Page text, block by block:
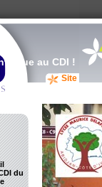
Site du CDI
au CDI !
du